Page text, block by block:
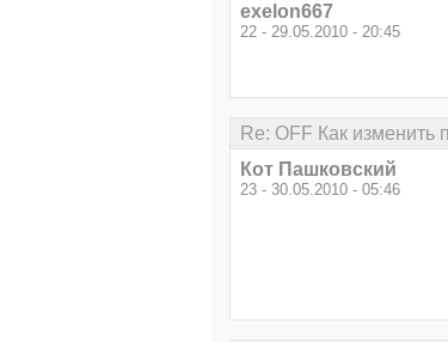
exelon667
22 - 29.05.2010 - 20:45
Re: OFF Как изменить
Кот Пашковский
23 - 30.05.2010 - 05:46